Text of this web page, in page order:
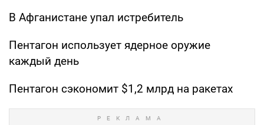
В Афганистане упал истребитель
Пентагон использует ядерное оружие
каждый день
Пентагон сэкономит $1,2 млрд на ракетах